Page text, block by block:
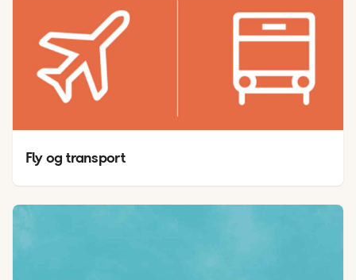
Fly og transport